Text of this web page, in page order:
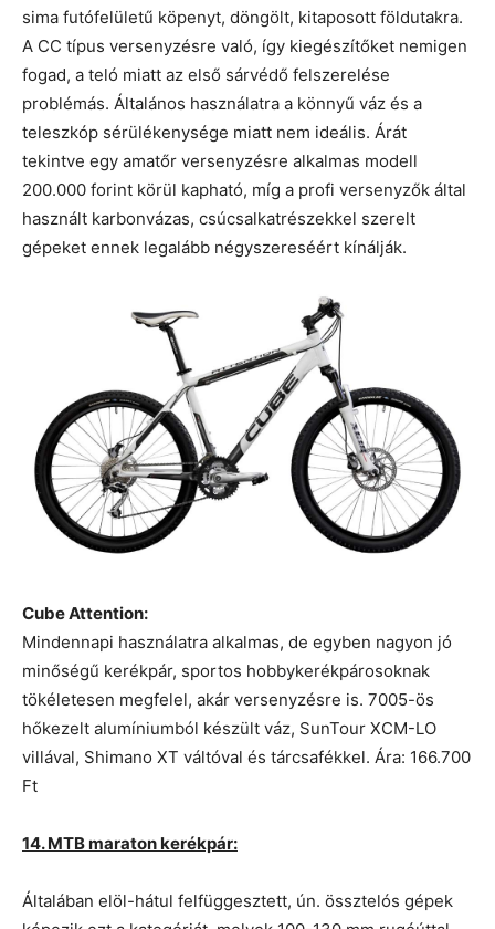
sima futófelületű köpenyt, döngölt, kitaposott földutakra.
A CC típus versenyzésre való, így kiegészítőket nemigen
fogad, a teló miatt az első sárvédő felszerelése
problémás. Általános használatra a könnyű váz és a
teleszkóp sérülékenysége miatt nem ideális. Árát
tekintve egy amatőr versenyzésre alkalmas modell
200.000 forint körül kapható, míg a profi versenyzők által
használt karbonvázas, csúcsalkatrészekkel szerelt
gépeket ennek legalább négyszereséért kínálják.
Cube Attention:
Mindennapi használatra alkalmas, de egyben nagyon jó
minőségű kerékpár, sportos hobbykerékpárosoknak
tökéletesen megfelel, akár versenyzésre is. 7005-ös
hőkezelt alumíniumból készült váz, SunTour XCM-LO
villával, Shimano XT váltóval és tárcsafékkel. Ára: 166.700
Ft
14. MTB maraton kerékpár:
Általában elöl-hátul felfüggesztett, ún. össztelós gépek